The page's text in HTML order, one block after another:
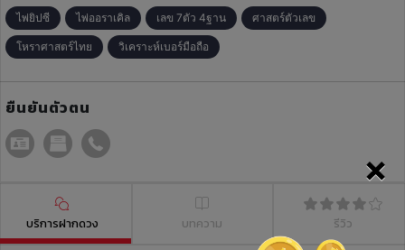
×
ไพ่ยิปซี ไพ่ออราเคิล เลข 7ตัว 4ฐาน ศาสตร์ตัวเลข
โหราศาสตร์ไทย วิเคราะห์เบอร์มือถือ
ยืนยันตัวตน
บริการฝากดวง บทความ รีวิว